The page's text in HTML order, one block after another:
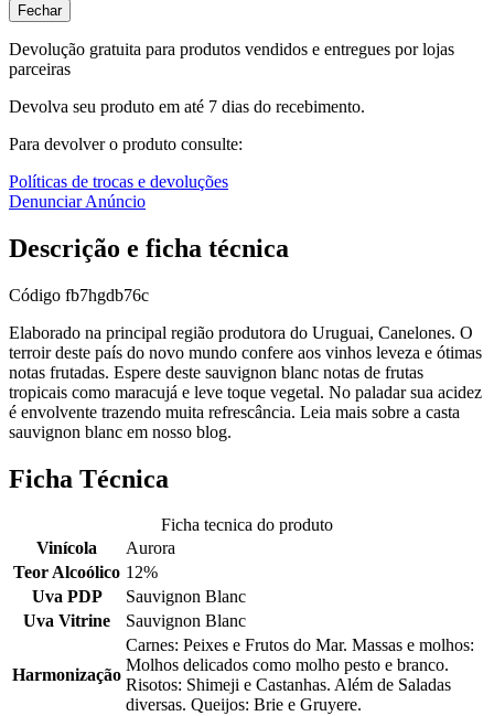
Fechar
Devolução gratuita para produtos vendidos e entregues por lojas
parceiras
Devolva seu produto em até 7 dias do recebimento.
Para devolver o produto consulte:
Políticas de trocas e devoluções
Denunciar Anúncio
Descrição e ficha técnica
Código fb7hgdb76c
Elaborado na principal região produtora do Uruguai, Canelones. O
terroir deste país do novo mundo confere aos vinhos leveza e ótimas
notas frutadas. Espere deste sauvignon blanc notas de frutas
tropicais como maracujá e leve toque vegetal. No paladar sua acidez
é envolvente trazendo muita refrescância. Leia mais sobre a casta
sauvignon blanc em nosso blog.
Ficha Técnica
Ficha tecnica do produto
Vinícola
Aurora
Teor Alcoólico 12%
Uva PDP
Sauvignon Blanc
Uva Vitrine
Sauvignon Blanc
Harmonização
Carnes: Peixes e Frutos do Mar. Massas e molhos:
Molhos delicados como molho pesto e branco.
Risotos: Shimeji e Castanhas. Além de Saladas
diversas. Queijos: Brie e Gruyere.